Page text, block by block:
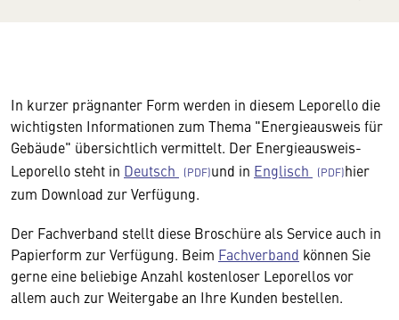
In kurzer prägnanter Form werden in diesem Leporello die
wichtigsten Informationen zum Thema "Energieausweis für
Gebäude" übersichtlich vermittelt. Der Energieausweis-
Leporello steht in Deutsch und in Englisch
hier
zum Download zur Verfügung.
Der Fachverband stellt diese Broschüre als Service auch in
Papierform zur Verfügung. Beim Fachverband können Sie
gerne eine beliebige Anzahl kostenloser Leporellos vor
allem auch zur Weitergabe an Ihre Kunden bestellen.